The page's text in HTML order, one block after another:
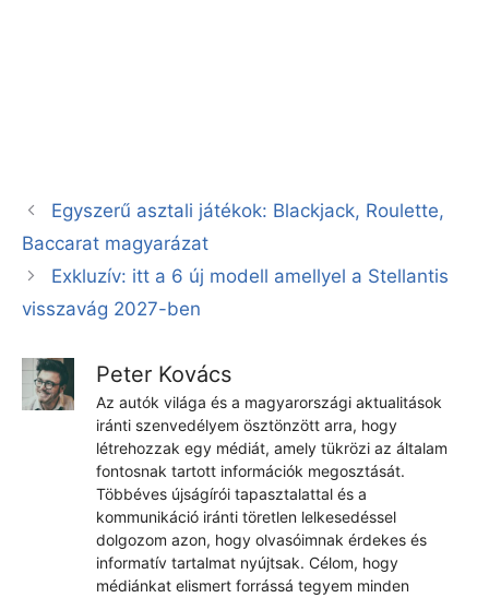
Egyszerű asztali játékok: Blackjack, Roulette,
Baccarat magyarázat
Exkluzív: itt a 6 új modell amellyel a Stellantis
visszavág 2027-ben
Peter Kovács
Az autók világa és a magyarországi aktualitások
iránti szenvedélyem ösztönzött arra, hogy
létrehozzak egy médiát, amely tükrözi az általam
fontosnak tartott információk megosztását.
Többéves újságírói tapasztalattal és a
kommunikáció iránti töretlen lelkesedéssel
dolgozom azon, hogy olvasóimnak érdekes és
informatív tartalmat nyújtsak. Célom, hogy
médiánkat elismert forrássá tegyem minden